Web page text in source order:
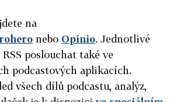
na
nebo Opinio. Jednotlivé
poslouchat také ve
podcastových aplikacích.
všech dílů podcastu, analýz,